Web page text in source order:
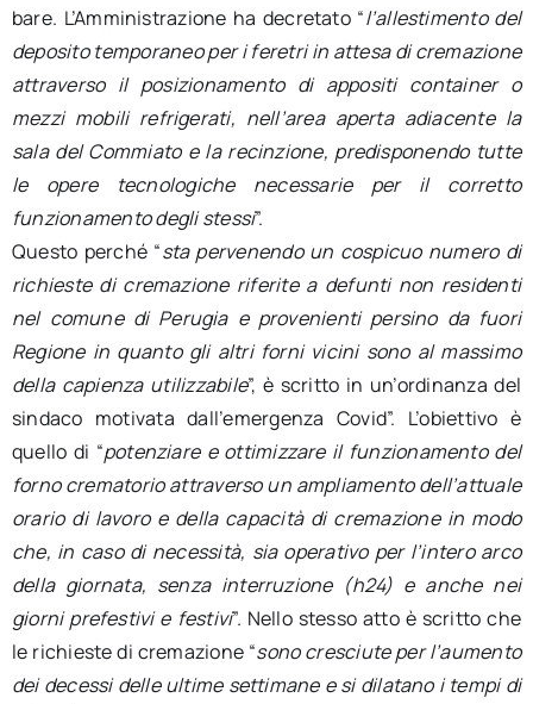
bare. L’Amministrazione ha decretato “l’allestimento del
deposito temporaneo per i feretri in attesa di cremazione
attraverso il posizionamento di appositi container o
mezzi mobili refrigerati, nell’area aperta adiacente la
sala del Commiato e la recinzione, predisponendo tutte
le opere tecnologiche necessarie per il corretto
funzionamento degli stessi”.
Questo perché “sta pervenendo un cospicuo numero di
richieste di cremazione riferite a defunti non residenti
nel comune di Perugia e provenienti persino da fuori
Regione in quanto gli altri forni vicini sono al massimo
della capienza utilizzabile”, è scritto in un’ordinanza del
sindaco motivata dall’emergenza Covid”. L’obiettivo è
quello di “potenziare e ottimizzare il funzionamento del
forno crematorio attraverso un ampliamento dell’attuale
orario di lavoro e della capacità di cremazione in modo
che, in caso di necessità, sia operativo per l’intero arco
della giornata, senza interruzione (h24) e anche nei
giorni prefestivi e festivi”. Nello stesso atto è scritto che
le richieste di cremazione “sono cresciute per l’aumento
dei decessi delle ultime settimane e si dilatano i tempi di